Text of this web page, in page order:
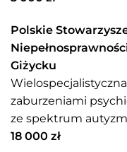
Polskie
Giżycku
zaburzeniami
ze spektrum
18 000 zł